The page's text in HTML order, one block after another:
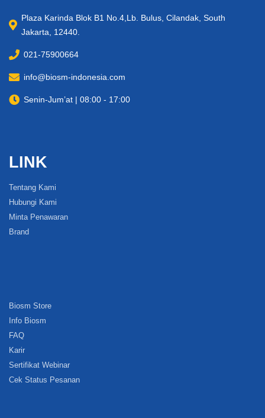
Plaza Karinda Blok B1 No.4,Lb. Bulus, Cilandak, South
Jakarta, 12440.
021-75900664
info@biosm-indonesia.com
Senin-Jum’at | 08:00 - 17:00
LINK
Tentang Kami
Hubungi Kami
Minta Penawaran
Brand
Biosm Store
Info Biosm
FAQ
Karir
Sertifikat Webinar
Cek Status Pesanan